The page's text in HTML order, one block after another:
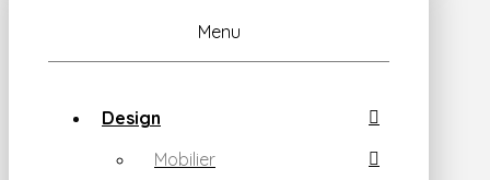
Menu
Design
Mobilier